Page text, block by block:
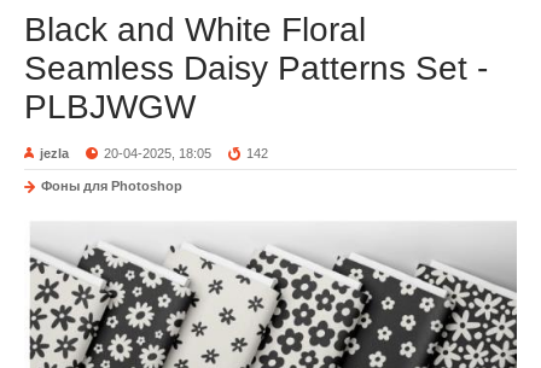
Black and White Floral
Seamless Daisy Patterns Set -
PLBJWGW
jezla 20-04-2025, 18:05 142
Фоны для Photoshop